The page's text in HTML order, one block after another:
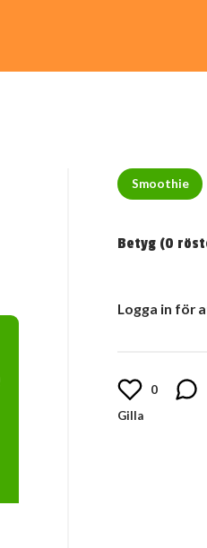
Smoothie
Betyg (0
Logga in för
0